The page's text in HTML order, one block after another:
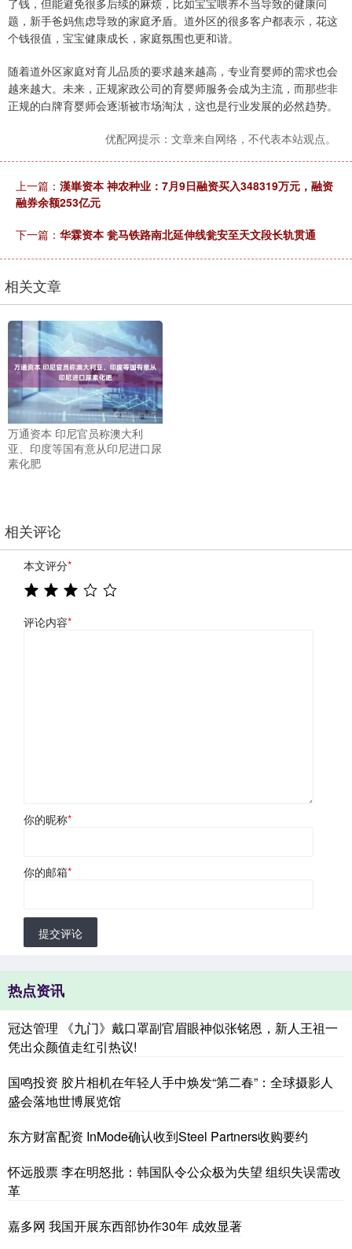
了钱，但能避免很多后续的麻烦，比如宝宝喂养不当导致的健康问
题，新手爸妈焦虑导致的家庭矛盾。道外区的很多客户都表示，花这
个钱很值，宝宝健康成长，家庭氛围也更和谐。
随着道外区家庭对育儿品质的要求越来越高，专业育婴师的需求也会
越来越大。未来，正规家政公司的育婴师服务会成为主流，而那些非
正规的白牌育婴师会逐渐被市场淘汰，这也是行业发展的必然趋势。
优配网提示：文章来自网络，不代表本站观点。
上一篇： 漢崋资本 神农种业：7月9日融资买入348319万元，融资
融券余额253亿元
下一篇： 华霖资本 瓮马铁路南北延伸线瓮安至天文段长轨贯通
相关文章
万通资本 印尼官员称澳大利
亚、印度等国有意从印尼进口尿
素化肥
相关评论
本文评分*
评论内容*
你的昵称*
你的邮箱*
提交评论
热点资讯
冠达管理 《九门》戴口罩副官眉眼神似张铭恩，新人王祖一
凭出众颜值走红引热议!
国鸣投资 胶片相机在年轻人手中焕发“第二春”：全球摄影人
盛会落地世博展览馆
东方财富配资 InMode确认收到Steel Partners收购要约
怀远股票 李在明怒批：韩国队令公众极为失望 组织失误需改
革
嘉多网 我国开展东西部协作30年 成效显著